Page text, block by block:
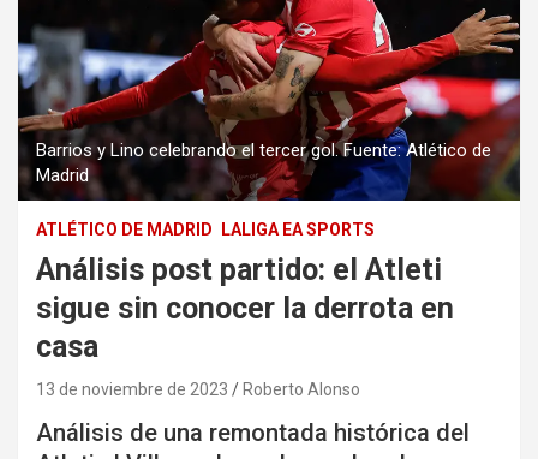
Barrios y Lino celebrando el tercer gol. Fuente: Atlético de
Madrid
ATLÉTICO DE MADRID LALIGA EA SPORTS
Análisis post partido: el Atleti
sigue sin conocer la derrota en
casa
13 de noviembre de 2023 Roberto Alonso
Análisis de una remontada histórica del